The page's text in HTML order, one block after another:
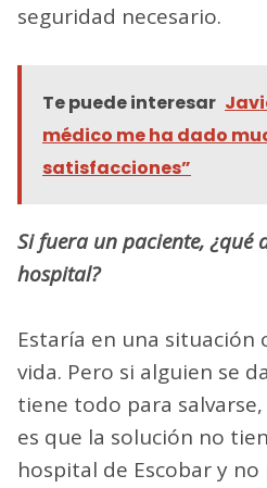
seguridad necesario.
Te puede interesar
médico me ha dado
satisfacciones”
Si fuera un paciente, ¿qué
hospital?
Estaría en una situación
vida. Pero si alguien se
tiene todo para
es que la solución no
hospital de Escobar y